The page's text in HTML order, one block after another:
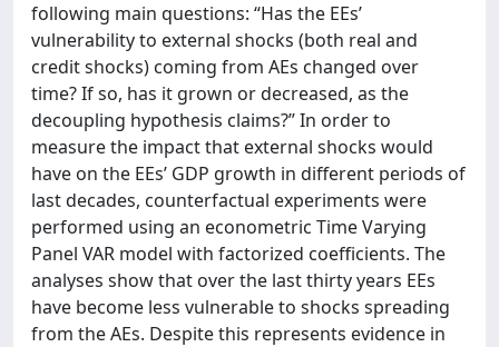
following main questions: “Has the EEs’
vulnerability to external shocks (both real and
credit shocks) coming from AEs changed over
time? If so, has it grown or decreased, as the
decoupling hypothesis claims?” In order to
measure the impact that external shocks would
have on the EEs’ GDP growth in different periods of
last decades, counterfactual experiments were
performed using an econometric Time Varying
Panel VAR model with factorized coefficients. The
analyses show that over the last thirty years EEs
have become less vulnerable to shocks spreading
from the AEs. Despite this represents evidence in